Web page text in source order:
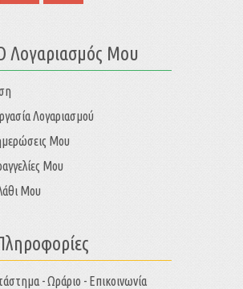
Λογαριασμός Μου
Λογαριασμού
Μου
Μου
Μου
- Ωράριο - Επικοινωνία